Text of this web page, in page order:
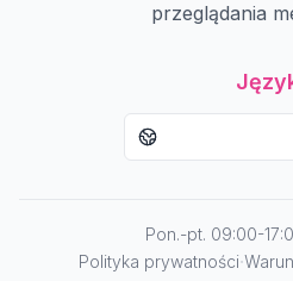
przeglądania
Pon.-pt. 09:00-
Polityka prywatności·